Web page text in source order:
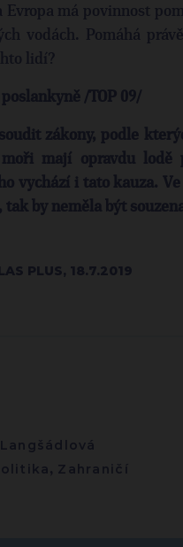
Evropa má povinnost
vodách. Pomáhá
lidí?
/TOP 09/
zákony, podle
mají opravdu lodě
vychází i tato kauza.
tak by neměla být
PLUS, 18.7.2019
, Zahraničí